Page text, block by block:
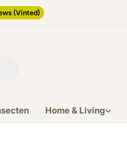
(Vinted)
Home & Living